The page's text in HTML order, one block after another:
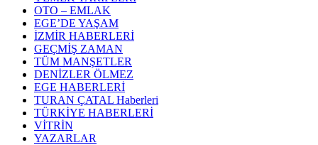
OTO – EMLAK
EGE’DE YAŞAM
İZMİR HABERLERİ
GEÇMİŞ ZAMAN
TÜM MANŞETLER
DENİZLER ÖLMEZ
EGE HABERLERİ
TURAN ÇATAL Haberleri
TÜRKİYE HABERLERİ
VİTRİN
YAZARLAR